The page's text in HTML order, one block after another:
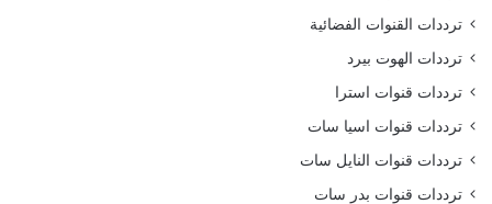
ترددات القنوات الفضائية
ترددات الهوت بيرد
ترددات قنوات استرا
ترددات قنوات اسيا سات
ترددات قنوات النايل سات
ترددات قنوات بدر سات